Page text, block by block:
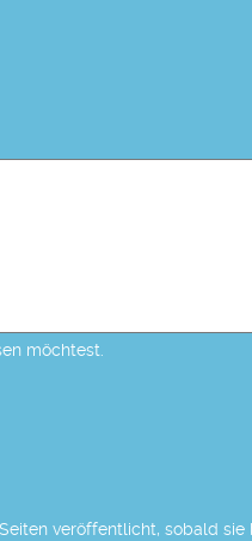
möchtest.
veröffentlicht, sobald